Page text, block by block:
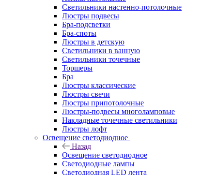
Светильники настенно-потолочные
Люстры подвесы
Бра-подсветки
Бра-споты
Люстры в детскую
Светильники в ванную
Светильники точечные
Торшеры
Бра
Люстры классические
Люстры свечи
Люстры припотолочные
Люстры-подвесы многоламповые
Накладные точечные светильники
Люстры лофт
Освещение светодиодное
Назад
Освещение светодиодное
Светодиодные лампы
Светодиодная LED лента